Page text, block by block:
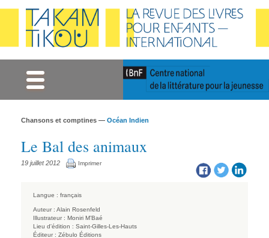
Chansons et comptines — Océan Indien
Le Bal des animaux
19 juillet 2012 Imprimer
Langue : français
Auteur : Alain Rosenfeld
Illustrateur : Moniri M’Baé
Lieu d'édition : Saint-Gilles-Les-Hauts
Éditeur : Zébulo Éditions